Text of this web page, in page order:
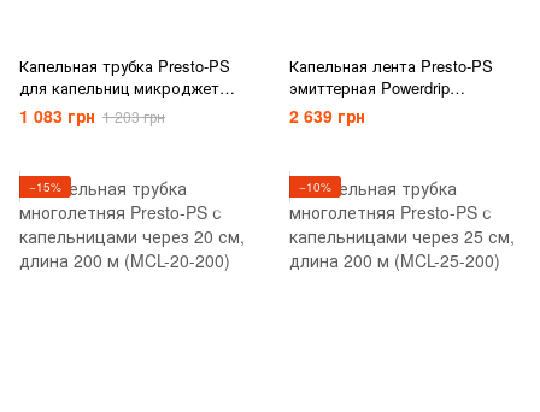
Капельная трубка Presto-PS
для капельниц микроджет
диаметр 5 мм, длина 100 м
(PVH 5B)
1 083 грн 1 203 грн
Капельная лента Presto-PS
эмиттерная Powerdrip
капельницы через 30 см,
расход 2.2 л/ч, длина 2500м
2 639 грн
−15% −10%